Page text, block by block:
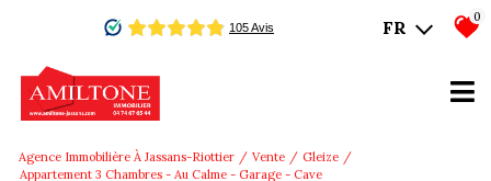
FR
0
Agence Immobilière À Jassans-Riottier Vente
Gleize
Appartement 3 Chambres - Au Calme - Garage - Cave